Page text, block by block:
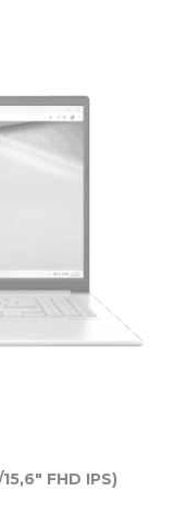
FHD IPS)